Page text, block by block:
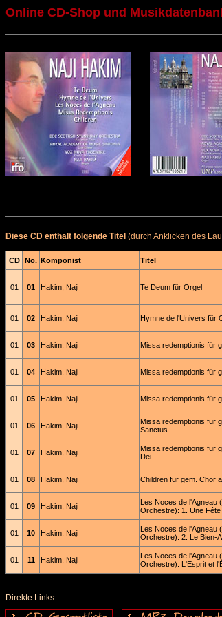
Online CD-Shop und
Diese CD enthält folgende Titel (durch Anklicken des
CD No. Komponist Titel
01 01 Hakim, Naji Te Deum für Orgel
01 02 Hakim, Naji Hymne de l'Univers für
01 03 Hakim, Naji Missa redemptionis für
01 04 Hakim, Naji Missa redemptionis für
01 05 Hakim, Naji Missa redemptionis für
01 06 Hakim, Naji
Missa redemptionis für
Sanctus
01 07 Hakim, Naji
Missa redemptionis für
Dei
01 08 Hakim, Naji Children für gem. Chor
01 09 Hakim, Naji
Les Noces de l'Agneau
Orchestre): 1. Une Fête
01 10 Hakim, Naji
Les Noces de l'Agneau
Orchestre): 2. Le Bien-
01 11 Hakim, Naji
Les Noces de l'Agneau
Orchestre): L'Esprit et
Direkte Links: